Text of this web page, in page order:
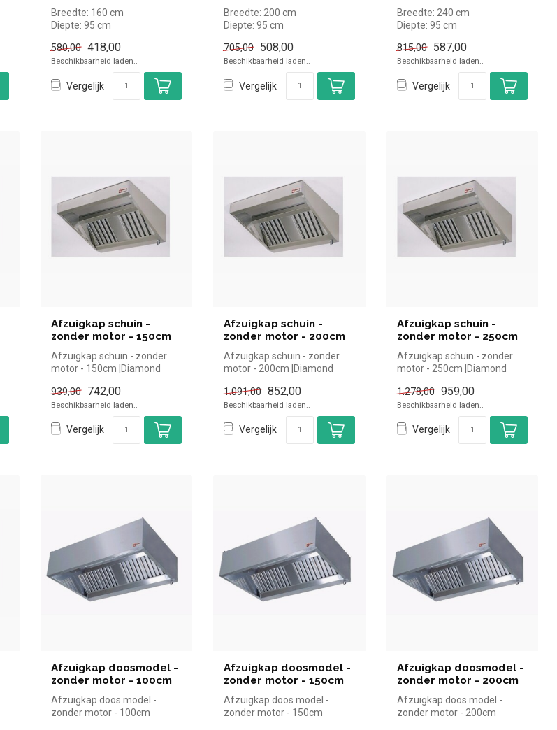
Breedte: 160 cm
Diepte: 95 cm
580,00 418,00
Beschikbaarheid laden..
Vergelijk
Breedte: 200 cm
Diepte: 95 cm
705,00 508,00
Beschikbaarheid laden..
Vergelijk
Breedte: 240 cm
Diepte: 95 cm
815,00 587,00
Beschikbaarheid laden..
Vergelijk
Afzuigkap schuin -
zonder motor - 150cm
Afzuigkap schuin - zonder
motor - 150cm |Diamond
de...
939,00 742,00
Beschikbaarheid laden..
Vergelijk
Afzuigkap schuin -
zonder motor - 200cm
Afzuigkap schuin - zonder
motor - 200cm |Diamond
de...
1.091,00 852,00
Beschikbaarheid laden..
Vergelijk
Afzuigkap schuin -
zonder motor - 250cm
Afzuigkap schuin - zonder
motor - 250cm |Diamond
de...
1.278,00 959,00
Beschikbaarheid laden..
Vergelijk
Afzuigkap doosmodel -
zonder motor - 100cm
Afzuigkap doos model -
zonder motor - 100cm
Afzuigkap doosmodel -
zonder motor - 150cm
Afzuigkap doos model -
zonder motor - 150cm
Afzuigkap doosmodel -
zonder motor - 200cm
Afzuigkap doos model -
zonder motor - 200cm